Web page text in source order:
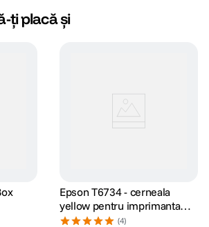
ți placă și
Epson T6734 - cerneala
yellow pentru imprimanta
Epson L800 (4)